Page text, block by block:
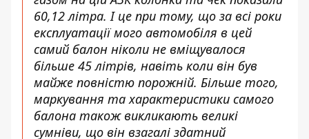
60,12 літра. І це при тому, що за всі роки
експлуатації мого автомобіля в цей
самий балон ніколи не вміщувалося
більше 45 літрів, навіть коли він був
майже повністю порожній. Більше того,
маркування та характеристики самого
балона також викликають великі
сумніви, що він взагалі здатний